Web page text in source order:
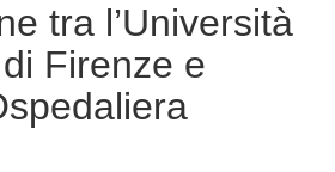
tra l’Università
Firenze e